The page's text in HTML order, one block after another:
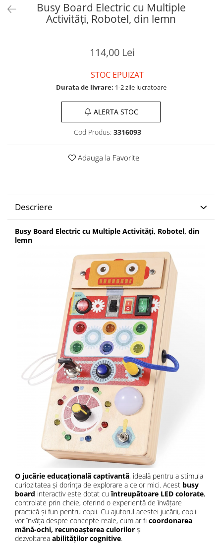
Busy Board Electric cu Multiple
Activități, Robotel, din lemn
114,00 Lei
STOC EPUIZAT
Durata de livrare: 1-2 zile lucratoare
ALERTA STOC
Cod Produs: 3316093
Adauga la Favorite
Descriere
Busy Board Electric cu Multiple Activități, Robotel, din
lemn
O jucărie educațională captivantă, ideală pentru a stimula
curiozitatea și dorința de explorare a celor mici. Acest busy
board interactiv este dotat cuîntreupătoare LED colorate,
controlate prin cheie, oferind o experiență de învățare
practică și fun pentru copii. Cu ajutorul acestei jucării, copiii
vor învăța despre concepte reale, cum ar fi coordonarea
mână-ochi, recunoașterea culorilor și
dezvoltarea abilităților cognitive.